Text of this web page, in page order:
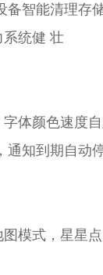
备智能清理存
统健 壮
体颜色速度
通知到期自动
模式，星星